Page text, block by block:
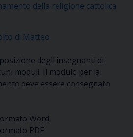
della religione cattolica
di Matteo
degli insegnanti di
moduli. Il modulo per la
deve essere consegnato
Word
PDF